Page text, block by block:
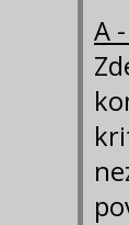
A